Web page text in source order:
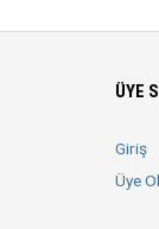
ÜYE
Giriş
Üye Ol